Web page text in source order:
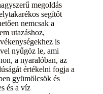
megoldás
segítőt
nemcsak a
utazáshoz,
is
nyűgöz le, ami
a nyaralóban, az
értékelni fogja a
gyümölcsök és
és a víz